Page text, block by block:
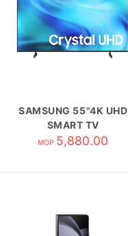
SAMSUNG 55"4K UHD
SMART TV
UA55U8500HJXZK
MOP 5,880.00